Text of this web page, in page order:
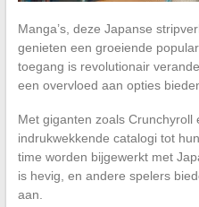
Manga’s, deze Japanse
genieten een groeiende
toegang is revolutionair
een overvloed aan opties
Met giganten zoals
indrukwekkende catalogi tot
time worden bijgewerkt met
is hevig, en andere spelers
aan.